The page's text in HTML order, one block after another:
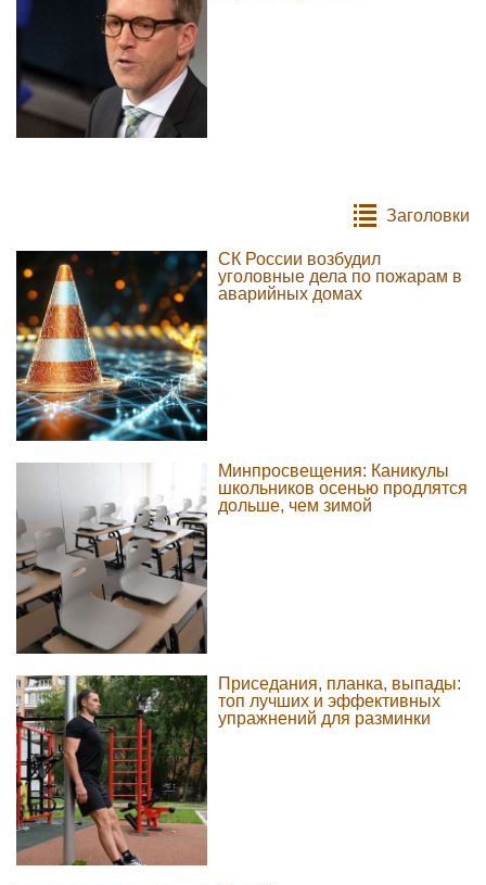
Заголовки
СК России возбудил
уголовные дела по пожарам в
аварийных домах
Минпросвещения: Каникулы
школьников осенью продлятся
дольше, чем зимой
Приседания, планка, выпады:
топ лучших и эффективных
упражнений для разминки